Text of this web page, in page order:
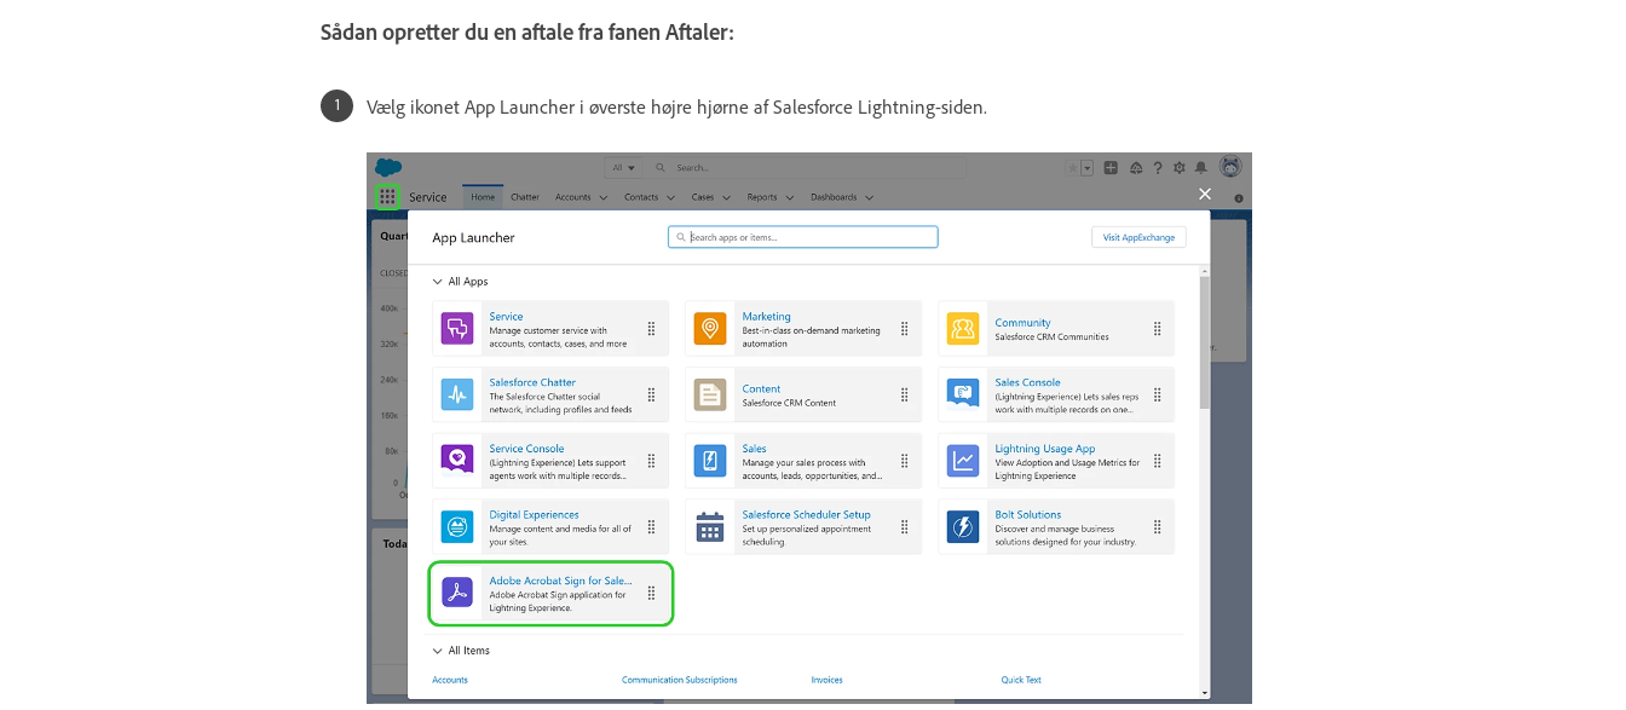
Sådan opretter du en aftale fra fanen Aftaler:
Vælg ikonet App Launcher i øverste højre hjørne af Salesforce Lightning-siden.